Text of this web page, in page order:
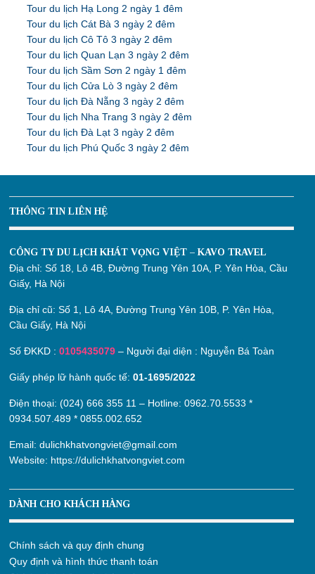
Tour du lịch Hạ Long 2 ngày 1 đêm
Tour du lịch Cát Bà 3 ngày 2 đêm
Tour du lịch Cô Tô 3 ngày 2 đêm
Tour du lịch Quan Lạn 3 ngày 2 đêm
Tour du lịch Sầm Sơn 2 ngày 1 đêm
Tour du lịch Cửa Lò 3 ngày 2 đêm
Tour du lịch Đà Nẵng 3 ngày 2 đêm
Tour du lịch Nha Trang 3 ngày 2 đêm
Tour du lịch Đà Lạt 3 ngày 2 đêm
Tour du lịch Phú Quốc 3 ngày 2 đêm
THÔNG TIN LIÊN HỆ
CÔNG TY DU LỊCH KHÁT VỌNG VIỆT – KAVO TRAVEL
Địa chỉ:Số 18, Lô 4B, Đường Trung Yên 10A, P. Yên Hòa, Cầu
Giấy, Hà Nội
Địa chỉ cũ:Số 1, Lô 4A, Đường Trung Yên 10B, P. Yên Hòa,
Cầu Giấy, Hà Nội
Số ĐKKD :0105435079 – Người đại diện : Nguyễn Bá Toàn
Giấy phép lữ hành quốc tế:01-1695/2022
Điện thoại: (024) 666 355 11 – Hotline:0962.70.5533 *
0934.507.489 *0855.002.652
Email:dulichkhatvongviet@gmail.com
Website: https://dulichkhatvongviet.com
DÀNH CHO KHÁCH HÀNG
Chính sách và quy định chung
Quy định và hình thức thanh toán